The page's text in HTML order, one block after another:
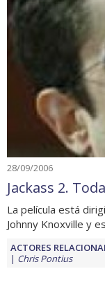
28/09/2006
Jackass 2.
La película está
Johnny Knoxville y
ACTORES
Chris Pontius